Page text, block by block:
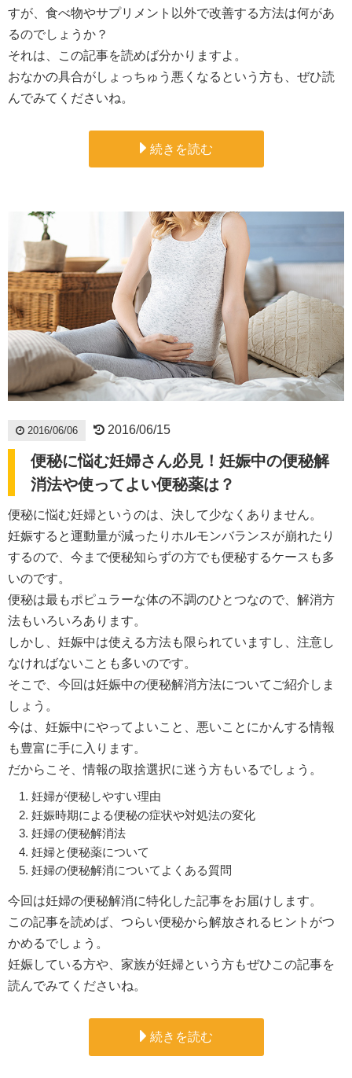
すが、食べ物やサプリメント以外で改善する方法は何があ
るのでしょうか？
それは、この記事を読めば分かりますよ。
おなかの具合がしょっちゅう悪くなるという方も、ぜひ読
んでみてくださいね。
続きを読む
2016/06/06 2016/06/15
便秘に悩む妊婦さん必見！妊娠中の便秘解
消法や使ってよい便秘薬は？
便秘に悩む妊婦というのは、決して少なくありません。
妊娠すると運動量が減ったりホルモンバランスが崩れたり
するので、今まで便秘知らずの方でも便秘するケースも多
いのです。
便秘は最もポピュラーな体の不調のひとつなので、解消方
法もいろいろあります。
しかし、妊娠中は使える方法も限られていますし、注意し
なければないことも多いのです。
そこで、今回は妊娠中の便秘解消方法についてご紹介しま
しょう。
今は、妊娠中にやってよいこと、悪いことにかんする情報
も豊富に手に入ります。
だからこそ、情報の取捨選択に迷う方もいるでしょう。
妊婦が便秘しやすい理由
妊娠時期による便秘の症状や対処法の変化
妊婦の便秘解消法
妊婦と便秘薬について
妊婦の便秘解消についてよくある質問
今回は妊婦の便秘解消に特化した記事をお届けします。
この記事を読めば、つらい便秘から解放されるヒントがつ
かめるでしょう。
妊娠している方や、家族が妊婦という方もぜひこの記事を
読んでみてくださいね。
続きを読む